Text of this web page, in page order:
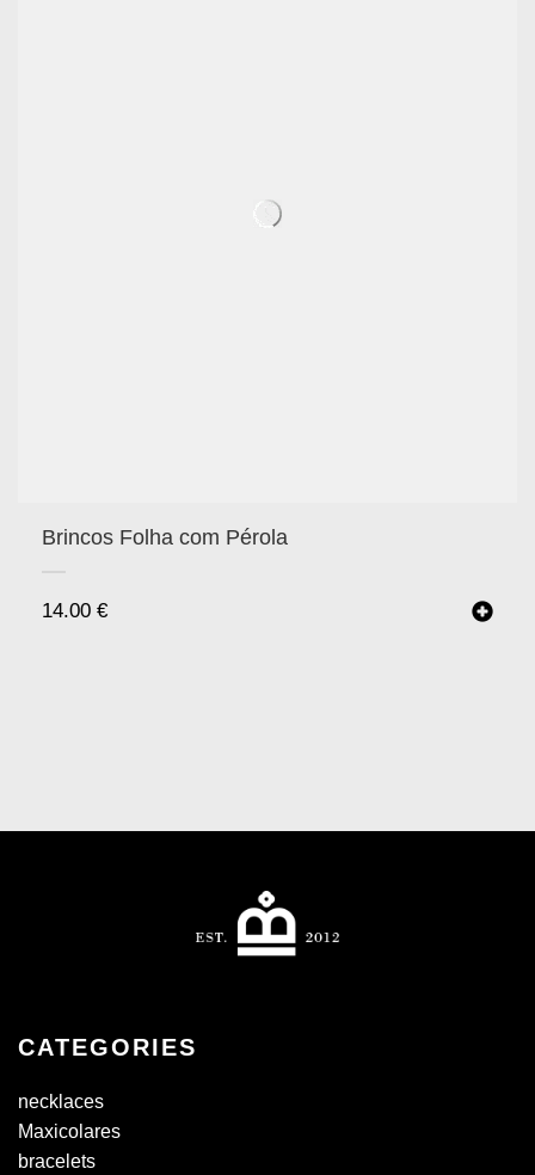
Brincos Folha com Pérola
14.00 €
CATEGORIES
necklaces
Maxicolares
bracelets